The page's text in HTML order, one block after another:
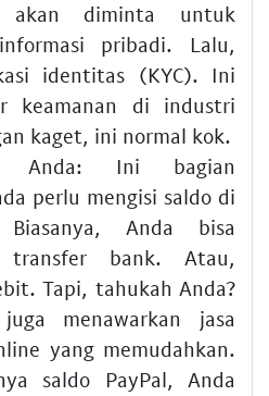
akan diminta untuk
pribadi. Lalu,
identitas (KYC). Ini
keamanan di industri
kaget, ini normal kok.
Anda: Ini bagian
perlu mengisi saldo di
Anda bisa
transfer bank. Atau,
Tapi, tahukah Anda?
juga menawarkan jasa
yang memudahkan.
saldo PayPal, Anda